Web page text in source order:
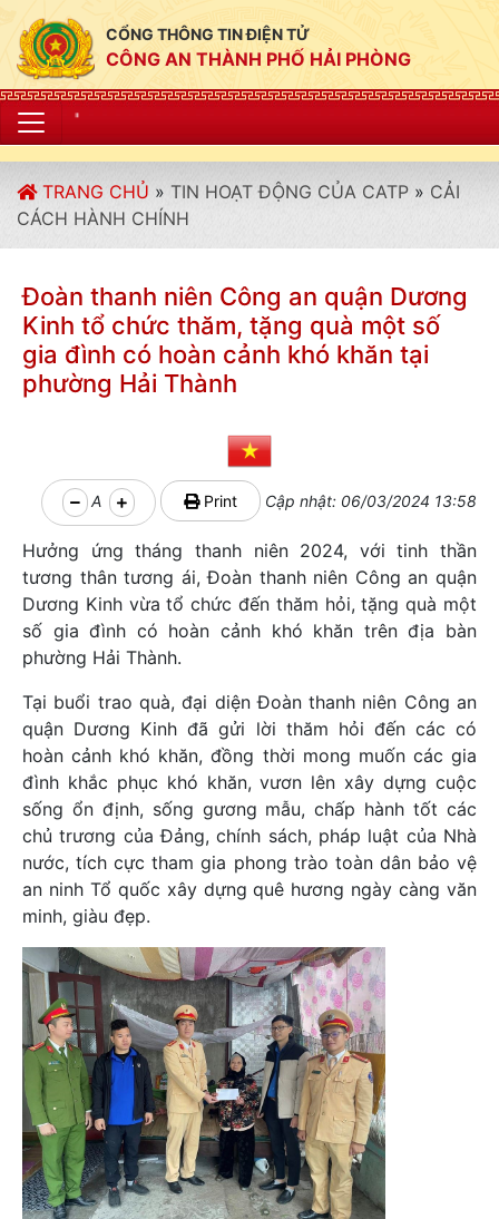
CỔNG THÔNG TIN ĐIỆN TỬ
CÔNG AN THÀNH PHỐ HẢI PHÒNG
TRANG CHỦ » TIN HOẠT ĐỘNG CỦA CATP » CẢI
CÁCH HÀNH CHÍNH
Đoàn thanh niên Công an quận Dương
Kinh tổ chức thăm, tặng quà một số
gia đình có hoàn cảnh khó khăn tại
phường Hải Thành
A Print Cập nhật: 06/03/2024 13:58
Hưởng ứng tháng thanh niên 2024, với tinh thần
tương thân tương ái, Đoàn thanh niên Công an quận
Dương Kinh vừa tổ chức đến thăm hỏi, tặng quà một
số gia đình có hoàn cảnh khó khăn trên địa bàn
phường Hải Thành.
Tại buổi trao quà, đại diện Đoàn thanh niên Công an
quận Dương Kinh đã gửi lời thăm hỏi đến các có
hoàn cảnh khó khăn, đồng thời mong muốn các gia
đình khắc phục khó khăn, vươn lên xây dựng cuộc
sống ổn định, sống gương mẫu, chấp hành tốt các
chủ trương của Đảng, chính sách, pháp luật của Nhà
nước, tích cực tham gia phong trào toàn dân bảo vệ
an ninh Tổ quốc xây dựng quê hương ngày càng văn
minh, giàu đẹp.